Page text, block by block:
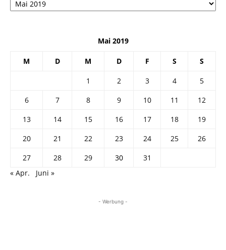
Mai 2019
M D M D F S S
1 2 3 4
5
6
7 8 9 10 11
12
13
14 15 16 17 18
19
20
21 22 23 24 25
26
27
28 29 30
31
« Apr.
Juni »
- Werbung -